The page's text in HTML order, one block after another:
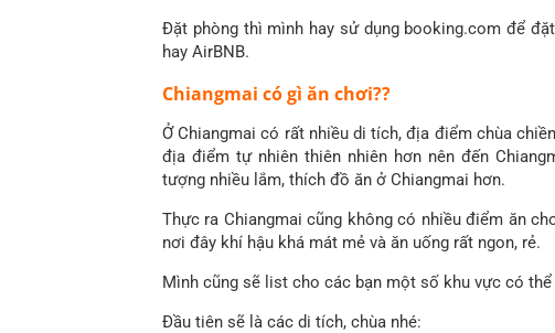
Đặt phòng thì mình hay sử dụng booking.com để
hay AirBNB.
Chiangmai có gì ăn chơi??
Ở Chiangmai có rất nhiều di tích, địa điểm chùa
địa điểm tự nhiên thiên nhiên hơn nên đến
tượng nhiều lắm, thích đồ ăn ở Chiangmai hơn.
Thực ra Chiangmai cũng không có nhiều điểm ăn
nơi đây khí hậu khá mát mẻ và ăn uống rất ngon, rẻ.
Mình cũng sẽ list cho các bạn một số khu vực có
Đầu tiên sẽ là các di tích, chùa nhé: